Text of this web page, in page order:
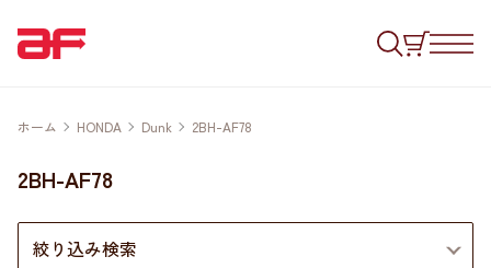
ホーム HONDA Dunk 2BH-AF78
2BH-AF78
絞り込み検索